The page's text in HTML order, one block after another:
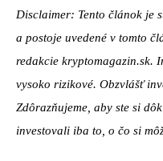
Disclaimer: Tento článok je
a postoje uvedené v tomto
redakcie kryptomagazin.sk.
vysoko rizikové. Obzvlášť
Zdôrazňujeme, aby ste si
investovali iba to, o čo si